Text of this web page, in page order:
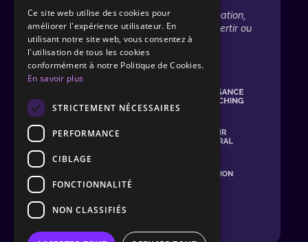
Il soutient chacun dans sa transformation,
qu’il s’agisse de s’orienter, se reconvertir ou
redonner du sens à son parcours.
Ce site web utilise des cookies pour
améliorer l'expérience utilisateur. En
utilisant notre site web, vous consentez à
l'utilisation de tous les cookies
conformément à notre Politique de Cookies.
En savoir plus
STRICTEMENT NÉCESSAIRES
PERFORMANCE
CIBLAGE
FONCTIONNALITÉ
NON CLASSIFIÉS